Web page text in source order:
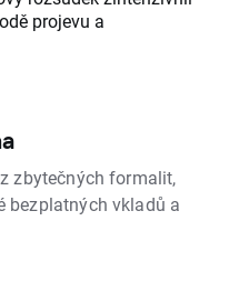
projevu a
zbytečných formalit,
bezplatných vkladů a